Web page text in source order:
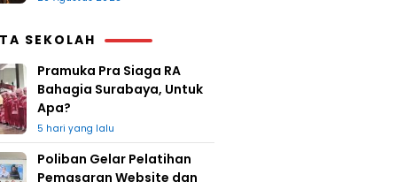
SEKOLAH
Pramuka Pra Siaga RA
Bahagia Surabaya, Untuk
Apa?
5 hari yang lalu
Poliban Gelar Pelatihan
Pemasaran Website dan